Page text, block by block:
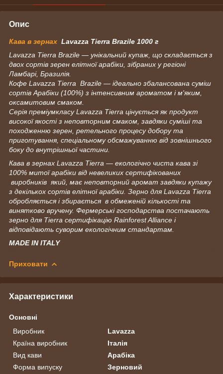
Опис
Кава в зернах Lavazza Tierra Brazile 1000 г
Lavazza Tierra Brazile — унікальний купаж, що складається з
двох сортів зерен елітної арабіки, зібраних у регіоні
Ламбарі, Бразилія.
Кофе Lavazza Tierra Brazile — ідеально збалансована суміш
сортів Арабіки (100%) з інтенсивним ароматом і м'яким,
оксамитовим смаком.
Серія преміумкласу Lavazza Tierra цінується як продукт
високої якості з неповторним смаком, завдяки суміші та
походженню зерен, ретельного процесу добору та
приготування, спеціальному обсмажуванню від зовнішнього
боку до внутрішньої частини.
Кава в зернах Lavazza Tierra — екологічно чиста кава зі
100% митої арабіки від невеликих сертифікованих
виробників який, має неповторний аромат завдяки купажу
з декількох сортів елітної арабіки. Зерно для Lavazza Tierra
обробляється і збирається в обмеженій кількості та
винятково вручену. Фермерські господарства постачають
зерно для Tierra сертифікацію Rainforest Alliance і
відповідають суворим екологічним стандартам.
MADE IN ITALY
Приховати
Характеристики
Основні
Виробник
Lavazza
Країна виробник
Італія
Вид кави
Арабіка
Форма випуску
Зерновий